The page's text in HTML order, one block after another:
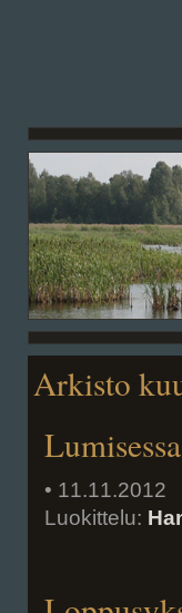
Arkisto
• 11.11.2012
Luokittelu: